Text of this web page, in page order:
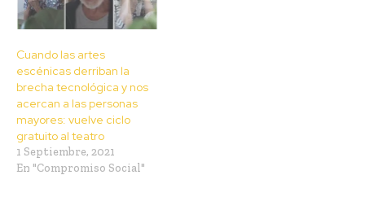
Cuando las artes
escénicas derriban la
brecha tecnológica y nos
acercan a las personas
mayores: vuelve ciclo
gratuito al teatro
1 Septiembre, 2021
En "Compromiso Social"